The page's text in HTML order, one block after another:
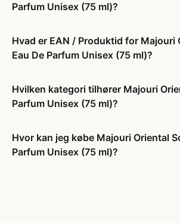
Parfum Unisex (75 ml)?
Hvad er EAN / Produktid for Majouri
Eau De Parfum Unisex (75 ml)?
Hvilken kategori tilhører Majouri
Parfum Unisex (75 ml)?
Hvor kan jeg købe Majouri Oriental
Parfum Unisex (75 ml)?